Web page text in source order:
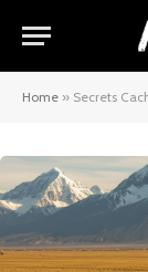
Home » Secrets